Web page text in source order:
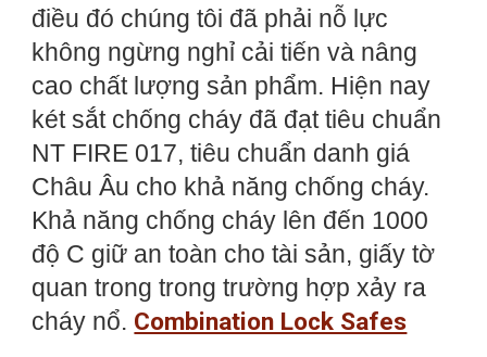
điều đó chúng tôi đã phải nỗ lực
không ngừng nghỉ cải tiến và nâng
cao chất lượng sản phẩm. Hiện nay
két sắt chống cháy đã đạt tiêu chuẩn
NT FIRE 017, tiêu chuẩn danh giá
Châu Âu cho khả năng chống cháy.
Khả năng chống cháy lên đến 1000
độ C giữ an toàn cho tài sản, giấy tờ
quan trong trong trường hợp xảy ra
cháy nổ. Combination Lock Safes